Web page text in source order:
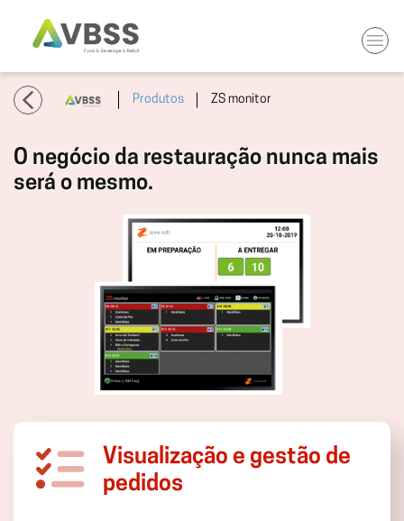
Produtos ZS monitor
O negócio da restauração nunca mais
será o mesmo.
Visualização e gestão de
pedidos